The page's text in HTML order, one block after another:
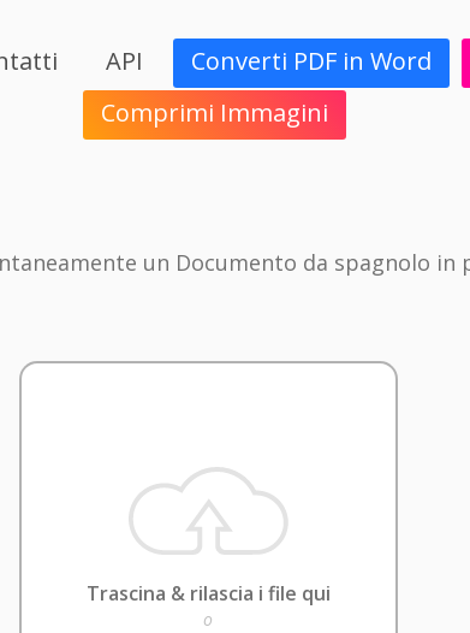
API Converti PDF in Word
Comprimi Immagini
un Documento da spagnolo in
Trascina & rilascia i file qui
o